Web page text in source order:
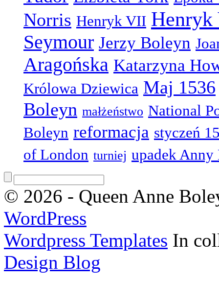
Norris Henryk VII
Seymour Jerzy Boleyn
Aragońska Katarzyna
Królowa Dziewica Maj 1536
Boleyn małżeństwo National
Boleyn reformacja styczeń
of London turniej upadek Anny
© 2026 - Queen Anne
WordPress
Wordpress Templates In
Design Blog